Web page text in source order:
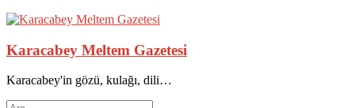
Karacabey Meltem Gazetesi
Karacabey'in gözü, kulağı, dili…